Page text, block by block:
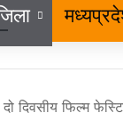
दिवसीय फिल्म